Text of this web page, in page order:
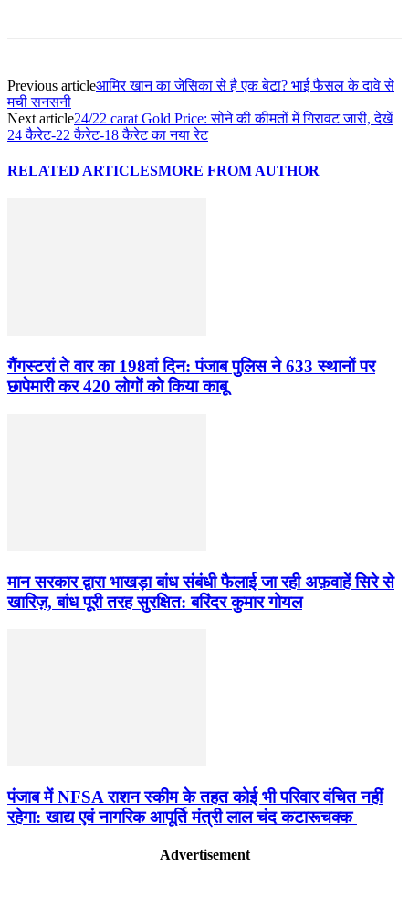
Previous articleआमिर खान का जेसिका से है एक बेटा? भाई फैसल के दावे से
मची सनसनी
Next article24/22 carat Gold Price: सोने की कीमतों में गिरावट जारी, देखें
24 कैरेट-22 कैरेट-18 कैरेट का नया रेट
RELATED ARTICLESMORE FROM AUTHOR
गैंगस्टरां ते वार का 198वां दिन: पंजाब पुलिस ने 633 स्थानों पर
छापेमारी कर 420 लोगों को किया काबू
मान सरकार द्वारा भाखड़ा बांध संबंधी फैलाई जा रही अफ़वाहें सिरे से
खारिज़, बांध पूरी तरह सुरक्षित: बरिंदर कुमार गोयल
पंजाब में NFSA राशन स्कीम के तहत कोई भी परिवार वंचित नहीं
रहेगा: खाद्य एवं नागरिक आपूर्ति मंत्री लाल चंद कटारूचक्क
Advertisement